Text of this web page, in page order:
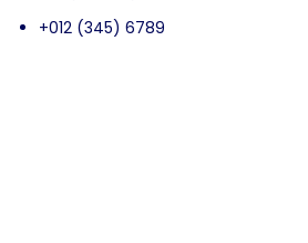
+012 (345) 6789